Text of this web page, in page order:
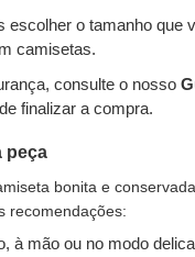
escolher o tamanho que
camisetas.
consulte o nosso
finalizar a compra.
peça
bonita e
recomendações:
à mão ou no modo